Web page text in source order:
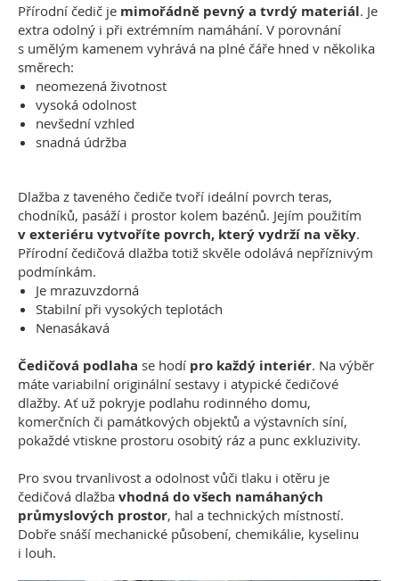
Přírodní čedič je mimořádně pevný a tvrdý materiál. Je
extra odolný i při extrémním namáhání. V porovnání
s umělým kamenem vyhrává na plné čáře hned v několika
směrech:
neomezená životnost
vysoká odolnost
nevšední vzhled
snadná údržba
Dlažba z taveného čediče tvoří ideální povrch teras,
chodníků, pasáží i prostor kolem bazénů. Jejím použitím
v exteriéru vytvoříte povrch, který vydrží na věky.
Přírodní čedičová dlažba totiž skvěle odolává nepříznivým
podmínkám.
Je mrazuvzdorná
Stabilní při vysokých teplotách
Nenasákavá
Čedičová podlaha se hodí pro každý interiér. Na výběr
máte variabilní originální sestavy i atypické čedičové
dlažby. Ať už pokryje podlahu rodinného domu,
komerčních či památkových objektů a výstavních síní,
pokaždé vtiskne prostoru osobitý ráz a punc exkluzivity.
Pro svou trvanlivost a odolnost vůči tlaku i otěru je
čedičová dlažba vhodná do všech namáhaných
průmyslových prostor, hal a technických místností.
Dobře snáší mechanické působení, chemikálie, kyselinu
i louh.